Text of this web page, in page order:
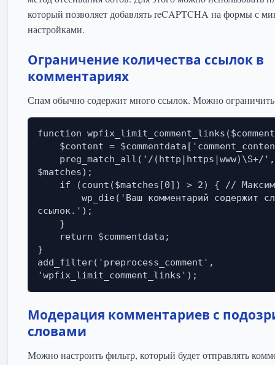
который позволяет добавлять reCAPTCHA на формы с
настройками.
Ограничение количества ссылок в
комментариях
Спам обычно содержит много ссылок. Можно ограничить
function
$matches);
ссылок.');
}
add_filter('preprocess_comment',
Модерация комментариев с
словами
Можно настроить фильтр, который будет отправлять